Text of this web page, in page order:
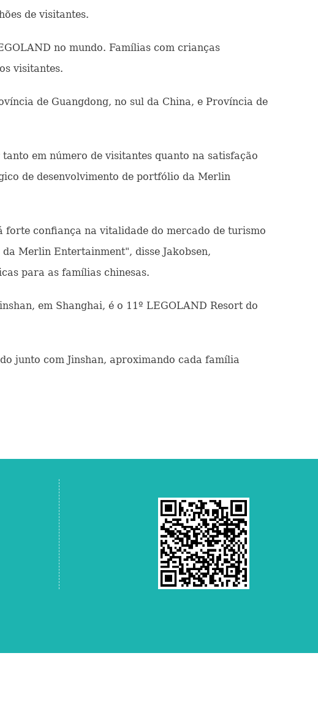
de visitantes.
no mundo. Famílias com crianças
visitantes.
de Guangdong, no sul da China, e Província de
em número de visitantes quanto na satisfação
de desenvolvimento de portfólio da Merlin
confiança na vitalidade do mercado de turismo
Merlin Entertainment", disse Jakobsen,
para as famílias chinesas.
em Shanghai, é o 11º LEGOLAND Resort do
junto com Jinshan, aproximando cada família